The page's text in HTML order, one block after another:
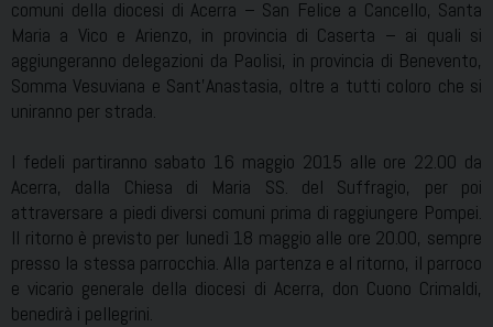
comuni della diocesi di Acerra – San Felice a Cancello, Santa
Maria a Vico e Arienzo, in provincia di Caserta – ai quali si
aggiungeranno delegazioni da Paolisi, in provincia di Benevento,
Somma Vesuviana e Sant’Anastasia, oltre a tutti coloro che si
uniranno per strada.
I fedeli partiranno sabato 16 maggio 2015 alle ore 22.00 da
Acerra, dalla Chiesa di Maria SS. del Suffragio, per poi
attraversare a piedi diversi comuni prima di raggiungere Pompei.
Il ritorno è previsto per lunedì 18 maggio alle ore 20.00, sempre
presso la stessa parrocchia. Alla partenza e al ritorno, il parroco
e vicario generale della diocesi di Acerra, don Cuono Crimaldi,
benedirà i pellegrini.